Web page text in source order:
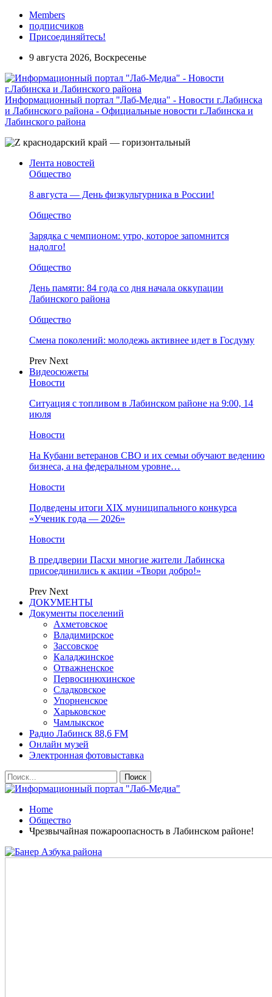
Members
подписчиков
Присоединяйтесь!
9 августа 2026, Воскресенье
Информационный портал "Лаб-Медиа" - Новости г.Лабинска
и Лабинского района - Официальные новости г.Лабинска и
Лабинского района
Лента новостей
Общество
8 августа — День физкультурника в России!
Общество
Зарядка с чемпионом: утро, которое запомнится
надолго!
Общество
День памяти: 84 года со дня начала оккупации
Лабинского района
Общество
Смена поколений: молодежь активнее идет в Госдуму
Prev Next
Видеосюжеты
Новости
Ситуация с топливом в Лабинском районе на 9:00, 14
июля
Новости
На Кубани ветеранов СВО и их семьи обучают ведению
бизнеса, а на федеральном уровне…
Новости
Подведены итоги XIX муниципального конкурса
«Ученик года — 2026»
Новости
В преддверии Пасхи многие жители Лабинска
присоединились к акции «Твори добро!»
Prev Next
ДОКУМЕНТЫ
Документы поселений
Ахметовское
Владимирское
Зассовское
Каладжинское
Отважненское
Первосинюхинское
Сладковское
Упорненское
Харьковское
Чамлыкское
Радио Лабинск 88,6 FM
Онлайн музей
Электронная фотовыставка
Home
Общество
Чрезвычайная пожароопасность в Лабинском районе!